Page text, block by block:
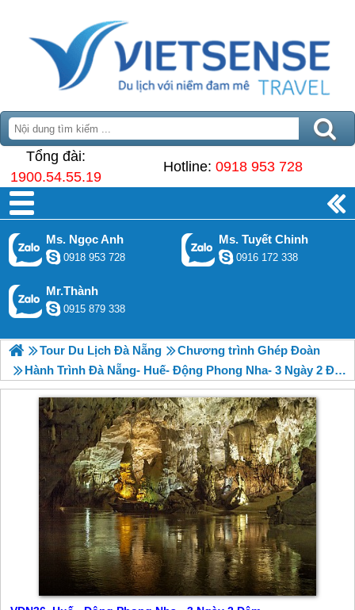
Tổng đài:
1900.54.55.19
Hotline: 0918 953 728
Ms. Ngọc Anh
0918 953 728
Ms. Tuyết Chinh
0916 172 338
Mr.Thành
0915 879 338
Tour Du Lịch Đà Nẵng
Chương trình Ghép Đoàn
Hành Trình Đà Nẵng- Huế- Động Phong Nha- 3 Ngày 2 Đêm